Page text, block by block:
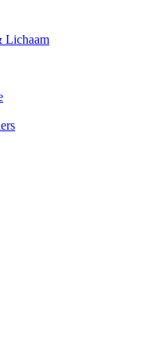
Lichaam